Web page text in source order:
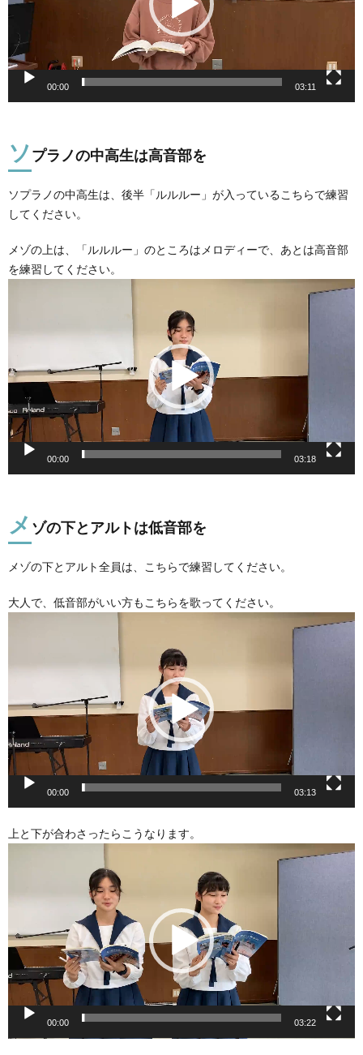
ヤ
ー
00:00 03:11
ソ プラノの中高生は高音部を
ソプラノの中高生は、後半「ルルルー」が入っているこちらで練習
してください。
メゾの上は、「ルルルー」のところはメロディーで、あとは高音部
を練習してください。
ー
ヤ
ー
00:00 03:18
メ ゾの下とアルトは低音部を
メゾの下とアルト全員は、こちらで練習してください。
大人で、低音部がいい方もこちらを歌ってください。
ヤ
ー
00:00 03:13
上と下が合わさったらこうなります。
ー
ヤ
ー
00:00 03:22